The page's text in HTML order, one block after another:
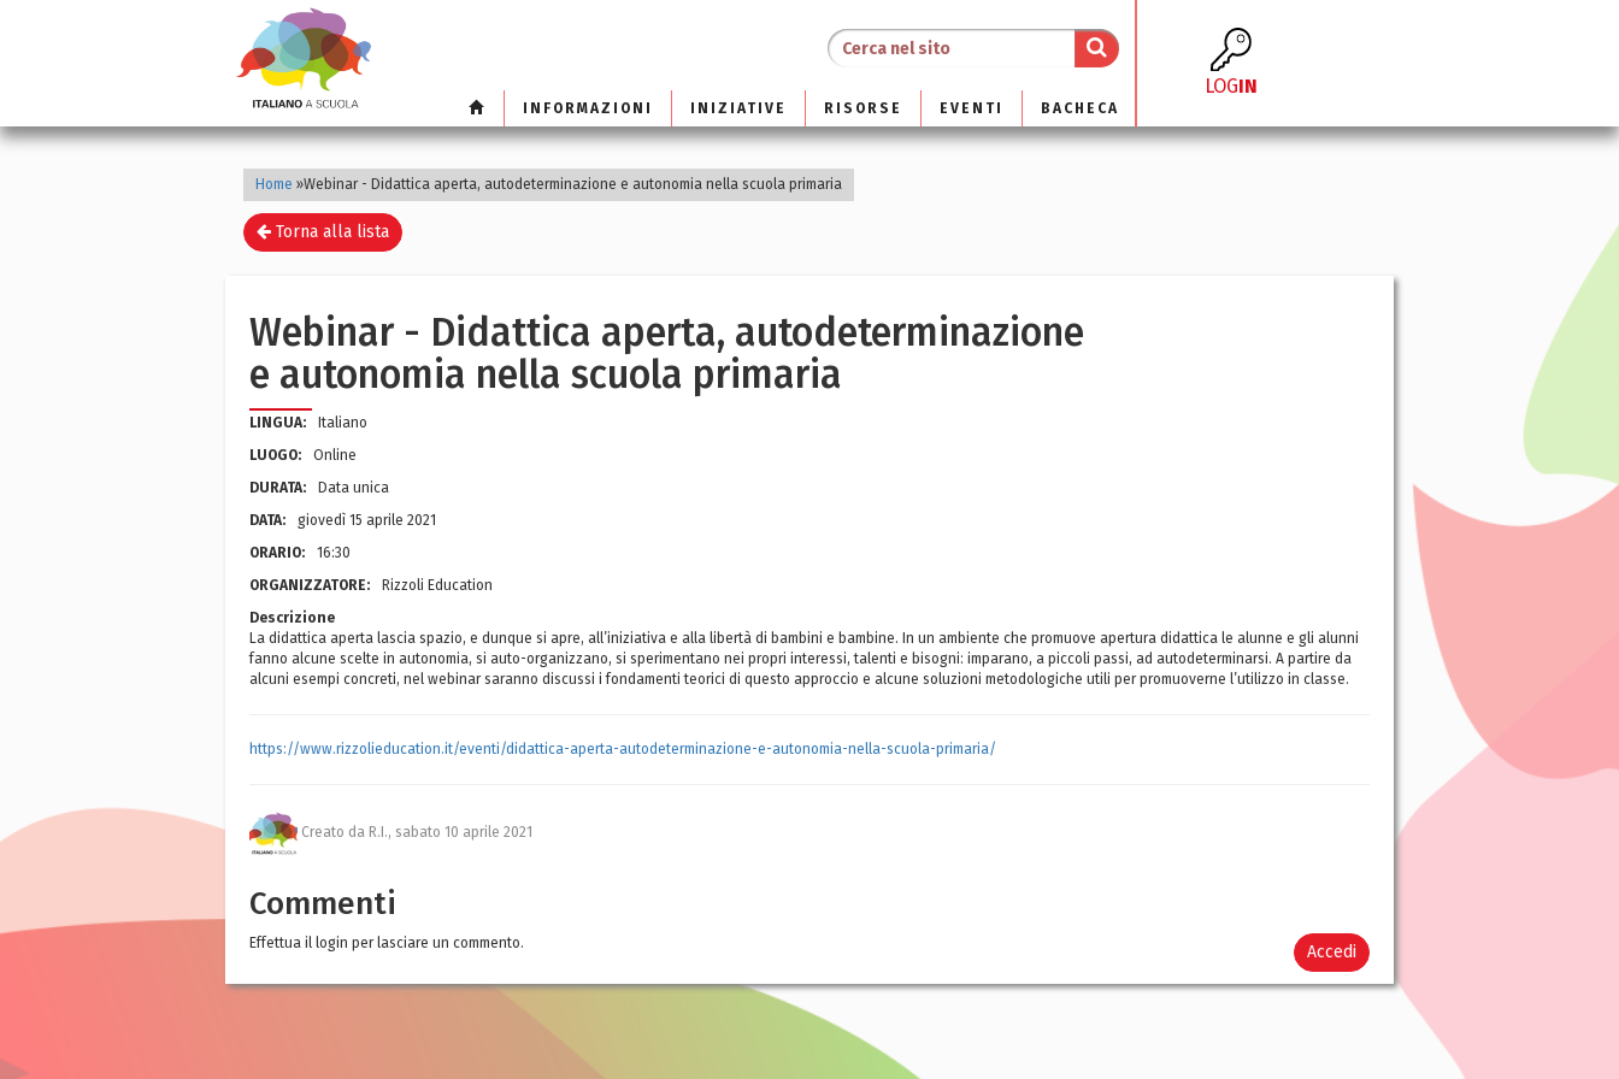
INFORMAZIONI INIZIATIVE RISORSE EVENTI BACHECA
LOGIN
Home »Webinar - Didattica aperta, autodeterminazione e autonomia nella scuola primaria
Torna alla lista
Webinar - Didattica aperta, autodeterminazione
e autonomia nella scuola primaria
LINGUA:
Italiano
LUOGO:
Online
DURATA:
Data unica
DATA:
giovedì 15 aprile 2021
ORARIO:
16:30
ORGANIZZATORE:
Rizzoli Education
Descrizione
La didattica aperta lascia spazio, e dunque si apre, all’iniziativa e alla libertà di bambini e bambine. In un ambiente che promuove apertura didattica le alunne e gli alunni
fanno alcune scelte in autonomia, si auto-organizzano, si sperimentano nei propri interessi, talenti e bisogni: imparano, a piccoli passi, ad autodeterminarsi. A partire da
alcuni esempi concreti, nel webinar saranno discussi i fondamenti teorici di questo approccio e alcune soluzioni metodologiche utili per promuoverne l’utilizzo in classe.
https://www.rizzolieducation.it/eventi/didattica-aperta-autodeterminazione-e-autonomia-nella-scuola-primaria/
Creato da R.I., sabato 10 aprile 2021
Commenti
Effettua il login per lasciare un commento. Accedi